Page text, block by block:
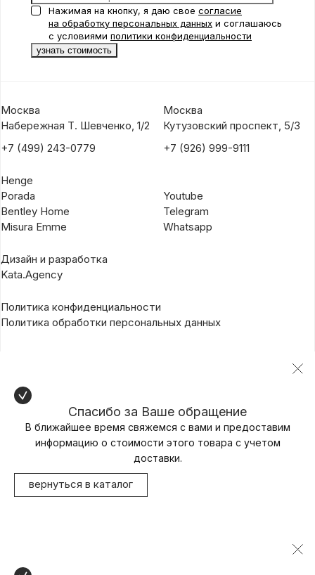
Нажимая на кнопку, я даю свое согласие
на обработку персональных данных и соглашаюсь
с условиями политики конфиденциальности
Москва
Набережная Т. Шевченко, 1/2
+7 (499) 243-0779
Москва
Кутузовский проспект, 5/3
+7 (926) 999-9111
Henge
Porada
Bentley Home
Misura Emme
Youtube
Telegram
Whatsapp
Дизайн и разработка
Kata.Agency
Политика конфиденциальности
Политика обработки персональных данных
Спасибо за Ваше обращение
В ближайшее время свяжемся с вами и предоставим
информацию о стоимости этого товара с учетом
доставки.
вернуться в каталог